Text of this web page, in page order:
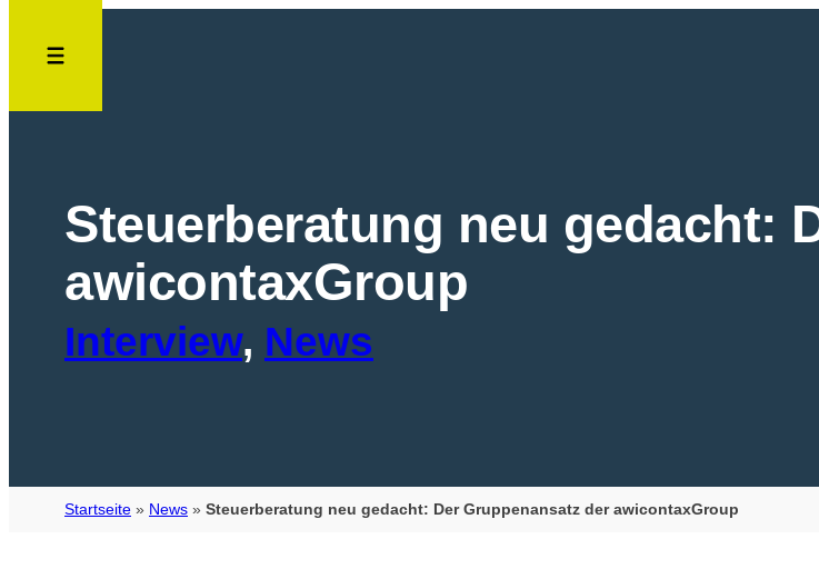
Inhalt
Steuerberatung neu gedacht:
awicontaxGroup
Interview, News
Startseite » News » Steuerberatung neu gedacht: Der Gruppenansatz der awicontaxGroup